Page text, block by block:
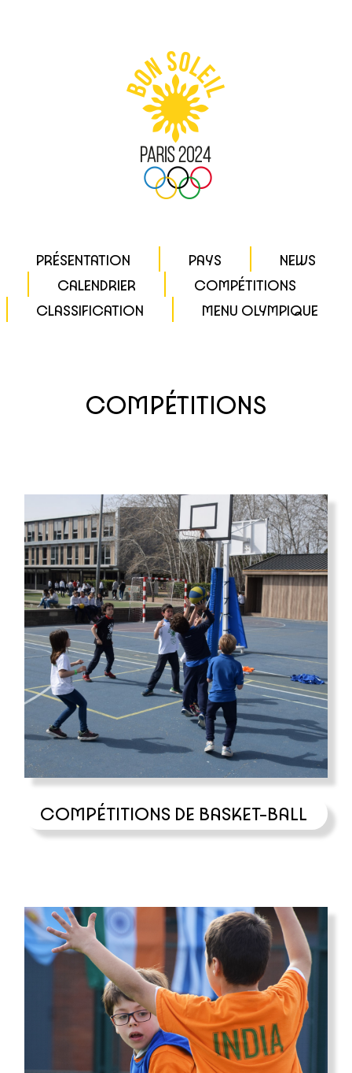
PRÉSENTATION PAYS
NEWS
CALENDRIER
COMPÉTITIONS
CLASSIFICATION
MENU OLYMPIQUE
COMPÉTITIONS
COMPÉTITIONS DE BASKET-BALL